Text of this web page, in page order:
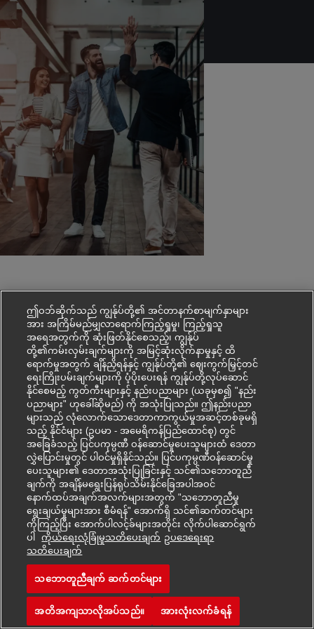
Skip to main content
Skip to main content
-
-
ဤဝဘ်ဆိုက်သည် ကျွန်ုပ်တို့၏ အင်တာနက်စာမျက်နှာများ
အား အကြိမ်မည်မျှလာရောက်ကြည့်ရှုမှု၊ ကြည့်ရှုသူ
အရေအတွက်ကို ဆုံးဖြတ်နိုင်စေသည့်၊ ကျွန်ုပ်
တို့၏ကမ်းလှမ်းချက်များကို အမြင့်ဆုံးလိုက်နာမှုနှင့် ထိ
ရောက်မှုအတွက် ချိန်ညှိရန်နှင့် ကျွန်ုပ်တို့၏ ဈေးကွက်မြှင့်တင်
ရေးကြိုးပမ်းချက်များကို ပံ့ပိုးပေးရန် ကျွန်ုပ်တို့လုပ်ဆောင်
နိုင်စေမည့် ကွတ်ကီးများနှင့် နည်းပညာများ (ယခုမှစ၍ "နည်း
ပညာများ" ဟုခေါ်ဆိုမည်) ကို အသုံးပြုသည်။ ဤနည်းပညာ
များသည် လုံလောက်သောဒေတာကာကွယ်မှုအဆင့်တစ်ခုမရှိ
သည့် နိုင်ငံများ (ဥပမာ - အမေရိကန်ပြည်ထောင်စု) တွင်
အခြေခံသည့် ပြင်ပကုမ္ပဏီ ဝန်ဆောင်မှုပေးသူများထံ ဒေတာ
လွှဲပြောင်းမှုတွင် ပါဝင်မှုရှိနိုင်သည်။ ပြင်ပကုမ္ပဏီဝန်ဆောင်မှု
ပေးသူများ၏ ဒေတာအသုံးပြုခြင်းနှင့် သင်၏သဘောတူညီ
ချက်ကို အချိန်မရွေးပြန်ရုပ်သိမ်းနိုင်ခြေအပါအဝင်
နောက်ထပ်အချက်အလက်များအတွက် "သဘောတူညီမှု
ရွေးချယ်မှုများအား စီမံရန်" အောက်ရှိ သင်၏ဆက်တင်များ
ကိုကြည့်ပြီး အောက်ပါလင့်ခ်များအတိုင်း လိုက်ပါဆောင်ရွက်
ပါ
ကိုယ်ရေးလုံခြုံမှုသတိပေးချက် ဥပ‌ဒေရေးရာ
သတိပေးချက်
သဘောတူညီချက် ဆက်တင်များ
အတိအကျသာလိုအပ်သည်။ အားလုံးလက်ခံရန်